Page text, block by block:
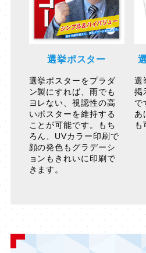
選挙ポスター
選挙ポスターをプラダ
ン製にすれば、雨でも
ヨレない、視認性の高
いポスターを維持する
ことが可能です。もち
ろん、UVカラー印刷で
顔の発色もグラデーシ
ョンもきれいに印刷で
きます。
選
掲
で
あ
も